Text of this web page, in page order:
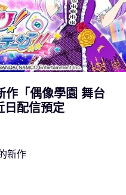
作「偶像學園 舞台
日配信預定
新作